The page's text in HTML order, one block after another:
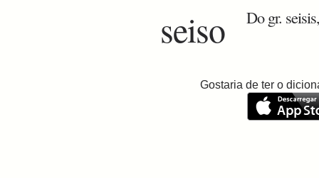
seiso Do gr.
Gostaria de ter o